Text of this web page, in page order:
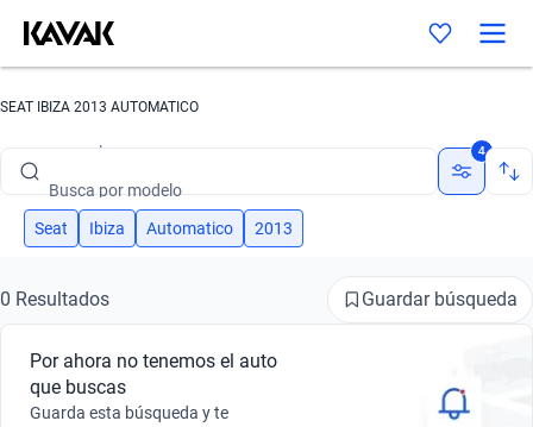
SEAT IBIZA 2013 AUTOMATICO
Busca por versión
Busca por marca
Busca por modelo
4
Seat Ibiza Automatico 2013
0 Resultados Guardar búsqueda
Por ahora no tenemos el auto
que buscas
Guarda esta búsqueda y te